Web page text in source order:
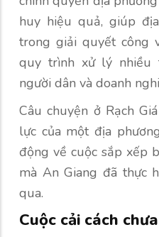
huy hiệu quả, giúp
trong giải quyết công
quy trình xử lý nhiều
người dân và doanh
Câu chuyện ở Rạch
lực của một địa
động về cuộc sắp xếp
mà An Giang đã thực
qua.
Cuộc cải cách